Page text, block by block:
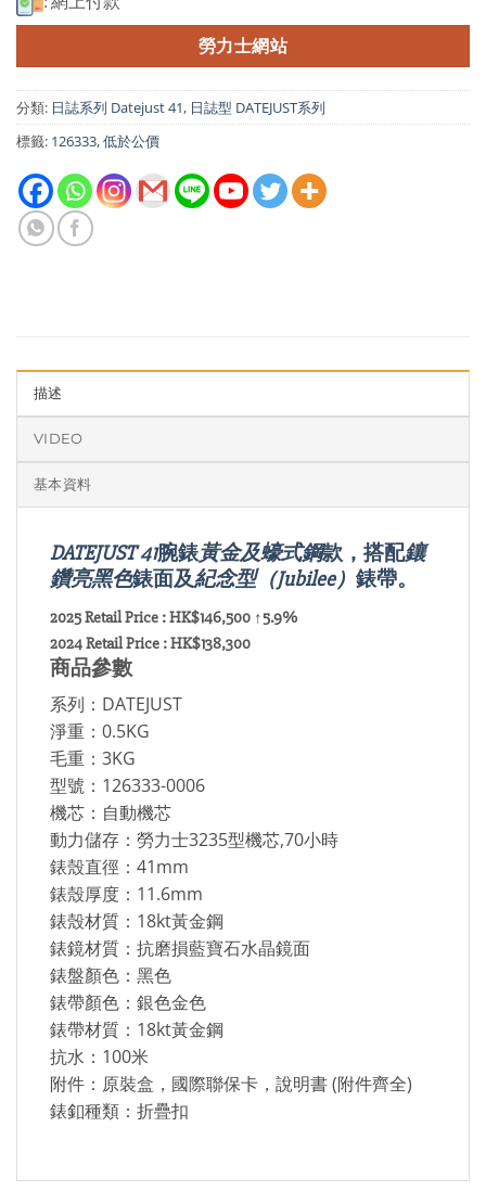
勞力士網站
分類: 日誌系列 Datejust 41, 日誌型 DATEJUST系列
標籤: 126333,低於公價
描述
VIDEO
基本資料
DATEJUST 41腕錶黃金及蠔式鋼款，搭配鑲
鑽亮黑色錶面及紀念型（Jubilee） 錶帶。
2025 Retail Price : HK$146,500 ↑5.9%
2024 Retail Price : HK$138,300
商品參數
系列：DATEJUST
淨重：0.5KG
毛重：3KG
型號：126333-0006
機芯：自動機芯
動力儲存：勞力士3235型機芯,70小時
錶殼直徑：41mm
錶殼厚度：11.6mm
錶殼材質：18kt黃金鋼
錶鏡材質：抗磨損藍寶石水晶鏡面
錶盤顏色：黑色
錶帶顏色：銀色金色
錶帶材質：18kt黃金鋼
抗水：100米
附件：原裝盒，國際聯保卡，說明書 (附件齊全)
錶釦種類：折疊扣